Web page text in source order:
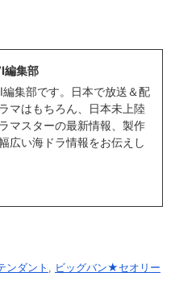
編集部
集部です。日本で放送＆配
マはもちろん、日本未上陸
マスターの最新情報、製作
広い海ドラ情報をお伝えし
ンダント ビッグバン★セオリー